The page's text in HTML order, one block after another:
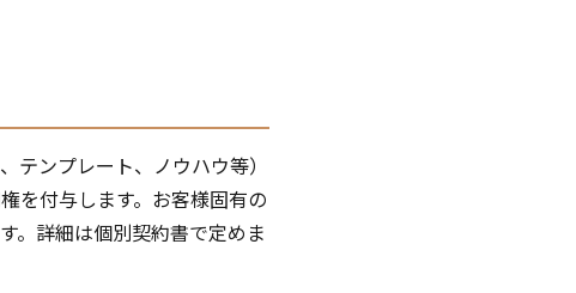
ンプレート、ノウハウ等）
を付与します。お客様固有の
。詳細は個別契約書で定めま